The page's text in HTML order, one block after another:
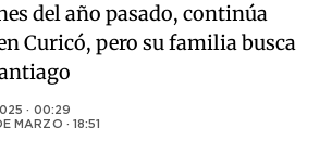
del año pasado, continúa
Curicó, pero su familia busca
· 00:29
MARZO · 18:51